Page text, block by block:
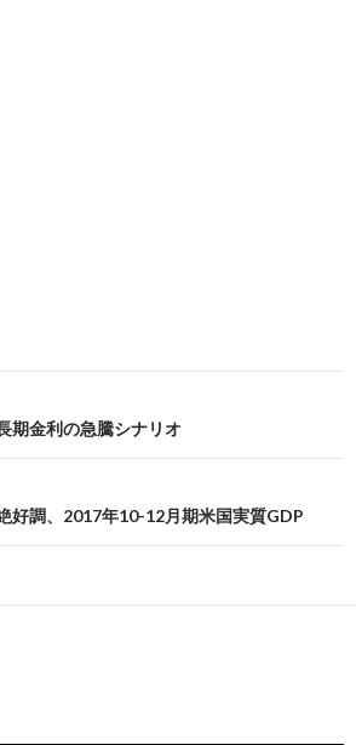
期金利の急騰シナリオ
好調、2017年10-12月期米国実質GDP